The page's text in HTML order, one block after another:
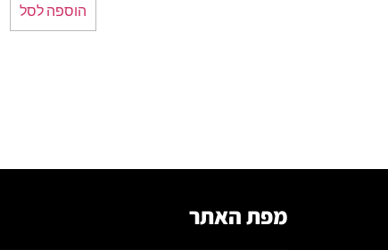
הוספה לסל
מפת האתר